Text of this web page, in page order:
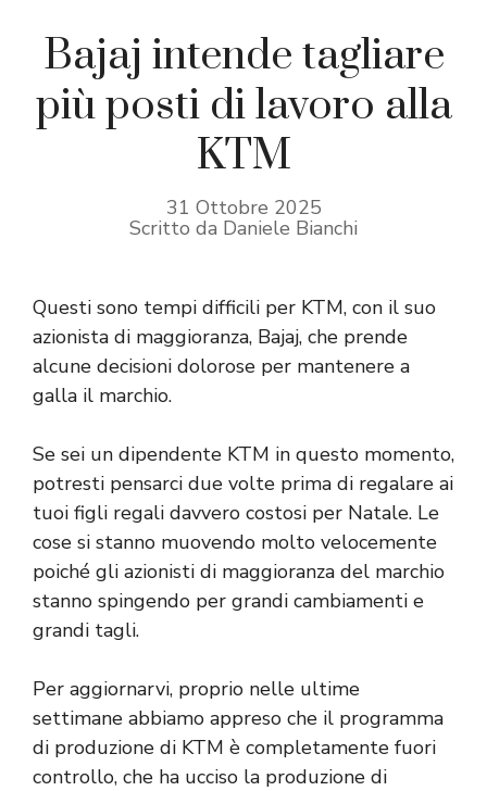
Bajaj intende tagliare
più posti di lavoro alla
KTM
31 Ottobre 2025
Scritto da Daniele Bianchi
Questi sono tempi difficili per KTM, con il suo
azionista di maggioranza, Bajaj, che prende
alcune decisioni dolorose per mantenere a
galla il marchio.
Se sei un dipendente KTM in questo momento,
potresti pensarci due volte prima di regalare ai
tuoi figli regali davvero costosi per Natale. Le
cose si stanno muovendo molto velocemente
poiché gli azionisti di maggioranza del marchio
stanno spingendo per grandi cambiamenti e
grandi tagli.
Per aggiornarvi, proprio nelle ultime
settimane abbiamo appreso che il programma
di produzione di KTM è completamente fuori
controllo, che ha ucciso la produzione di